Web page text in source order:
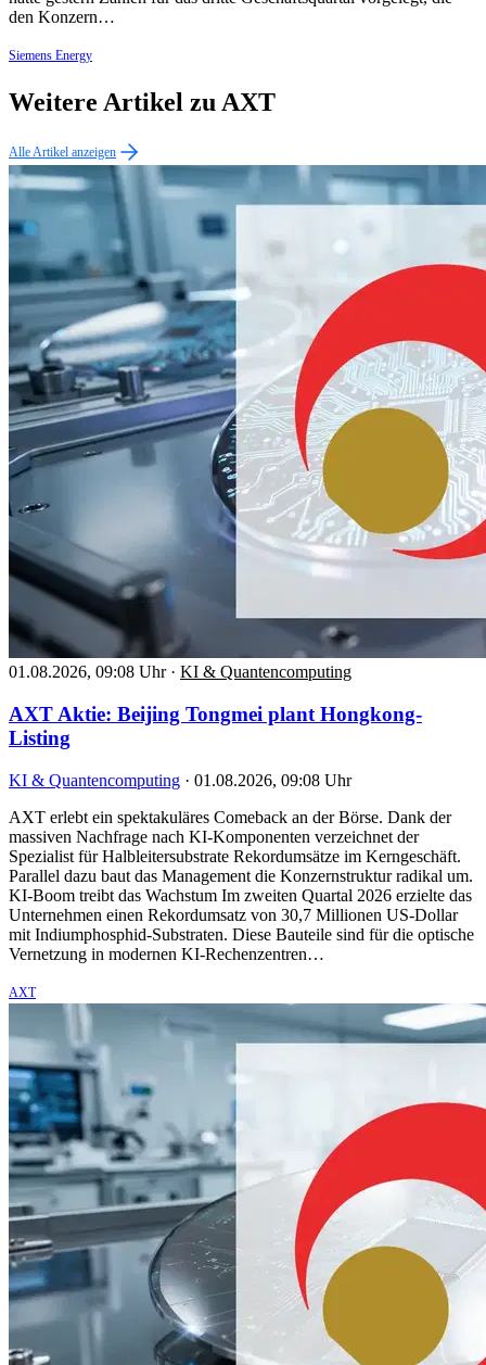
den Konzern…
Siemens Energy
Weitere Artikel zu AXT
Alle Artikel anzeigen
01.08.2026, 09:08 Uhr · KI & Quantencomputing
AXT Aktie: Beijing Tongmei plant Hongkong-
Listing
KI & Quantencomputing · 01.08.2026, 09:08 Uhr
AXT erlebt ein spektakuläres Comeback an der Börse. Dank der
massiven Nachfrage nach KI-Komponenten verzeichnet der
Spezialist für Halbleitersubstrate Rekordumsätze im Kerngeschäft.
Parallel dazu baut das Management die Konzernstruktur radikal um.
KI-Boom treibt das Wachstum Im zweiten Quartal 2026 erzielte das
Unternehmen einen Rekordumsatz von 30,7 Millionen US-Dollar
mit Indiumphosphid-Substraten. Diese Bauteile sind für die optische
Vernetzung in modernen KI-Rechenzentren…
AXT